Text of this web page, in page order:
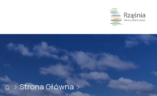
⌂
Strona Główna